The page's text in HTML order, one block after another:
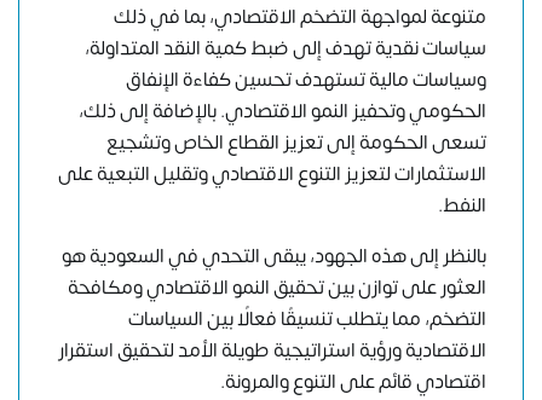
متنوعة لمواجهة التضخم الاقتصادي، بما في ذلك
سياسات نقدية تهدف إلى ضبط كمية النقد المتداولة،
وسياسات مالية تستهدف تحسين كفاءة الإنفاق
الحكومي وتحفيز النمو الاقتصادي. بالإضافة إلى ذلك،
تسعى الحكومة إلى تعزيز القطاع الخاص وتشجيع
الاستثمارات لتعزيز التنوع الاقتصادي وتقليل التبعية على
النفط.
بالنظر إلى هذه الجهود، يبقى التحدي في السعودية هو
العثور على توازن بين تحقيق النمو الاقتصادي ومكافحة
التضخم، مما يتطلب تنسيقًا فعالًا بين السياسات
الاقتصادية ورؤية استراتيجية طويلة الأمد لتحقيق استقرار
اقتصادي قائم على التنوع والمرونة.